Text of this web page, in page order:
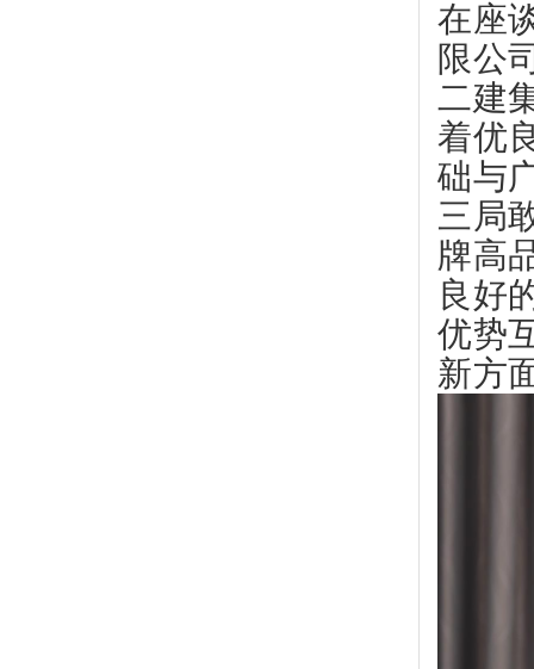
在座
限公
二建
着优
础与
三局
牌高
良好
优势
新方